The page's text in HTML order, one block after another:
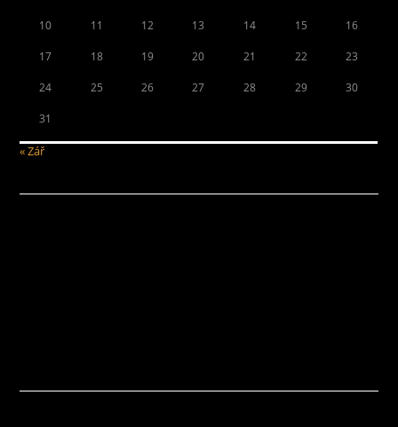
10 11 12 13 14 15 16
17 18 19 20 21 22 23
24 25 26 27 28 29 30
31
« Zář